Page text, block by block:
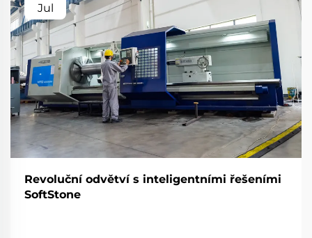
Jul
Revoluční odvětví s inteligentními řešeními
SoftStone